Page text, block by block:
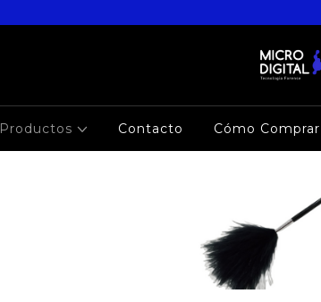
Productos Contacto Cómo Comprar